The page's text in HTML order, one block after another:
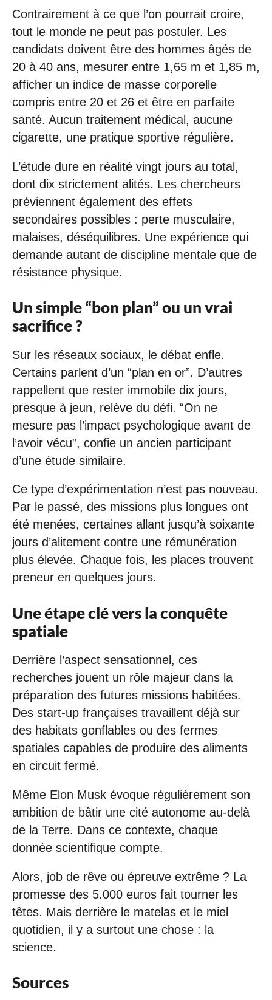
Contrairement à ce que l’on pourrait croire,
tout le monde ne peut pas postuler. Les
candidats doivent être des hommes âgés de
20 à 40 ans, mesurer entre 1,65 m et 1,85 m,
afficher un indice de masse corporelle
compris entre 20 et 26 et être en parfaite
santé. Aucun traitement médical, aucune
cigarette, une pratique sportive régulière.
L’étude dure en réalité vingt jours au total,
dont dix strictement alités. Les chercheurs
préviennent également des effets
secondaires possibles : perte musculaire,
malaises, déséquilibres. Une expérience qui
demande autant de discipline mentale que de
résistance physique.
Un simple “bon plan” ou un vrai
sacrifice ?
Sur les réseaux sociaux, le débat enfle.
Certains parlent d’un “plan en or”. D’autres
rappellent que rester immobile dix jours,
presque à jeun, relève du défi. “On ne
mesure pas l’impact psychologique avant de
l’avoir vécu”, confie un ancien participant
d’une étude similaire.
Ce type d’expérimentation n’est pas nouveau.
Par le passé, des missions plus longues ont
été menées, certaines allant jusqu’à soixante
jours d’alitement contre une rémunération
plus élevée. Chaque fois, les places trouvent
preneur en quelques jours.
Une étape clé vers la conquête
spatiale
Derrière l’aspect sensationnel, ces
recherches jouent un rôle majeur dans la
préparation des futures missions habitées.
Des start-up françaises travaillent déjà sur
des habitats gonflables ou des fermes
spatiales capables de produire des aliments
en circuit fermé.
Même Elon Musk évoque régulièrement son
ambition de bâtir une cité autonome au-delà
de la Terre. Dans ce contexte, chaque
donnée scientifique compte.
Alors, job de rêve ou épreuve extrême ? La
promesse des 5.000 euros fait tourner les
têtes. Mais derrière le matelas et le miel
quotidien, il y a surtout une chose : la
science.
Sources